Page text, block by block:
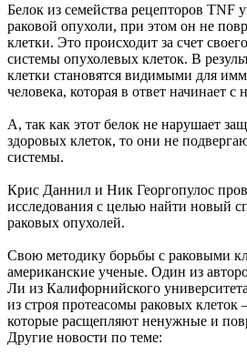
Белок из семейства рецепторов TNF
раковой опухоли, при этом он не
клетки. Это происходит за счет
системы опухолевых клеток. В
клетки становятся видимыми для
человека, которая в ответ начинает с
А, так как этот белок не нарушает
здоровых клеток, то они не
системы.
Крис Даннил и Ник Георгопулос
исследования с целью найти новый
раковых опухолей.
Свою методику борьбы с раковыми
американские ученые. Один из
Ли из Калифорнийского
из строя протеасомы раковых клеток
которые расщепляют ненужные и
Другие новости по теме: